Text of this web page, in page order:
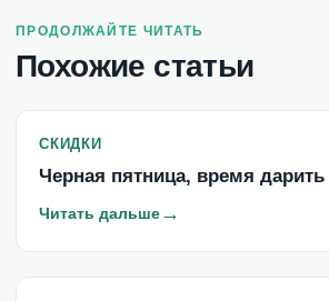
ПРОДОЛЖАЙТЕ ЧИТАТЬ
Похожие статьи
СКИДКИ
Черная пятница, время
Читать дальше→